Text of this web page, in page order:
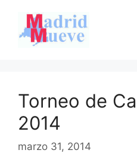
contenido
Torneo de
2014
marzo 31, 2014